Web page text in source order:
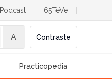
Podcast 65TeVe
A Contraste
Practicopedia